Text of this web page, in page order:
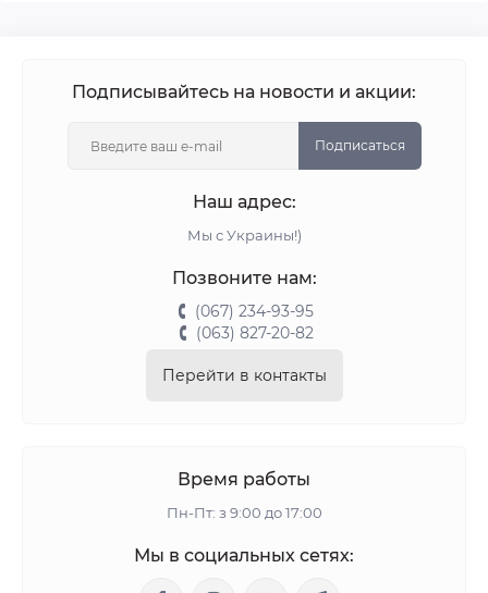
Подписывайтесь на новости и акции:
Подписаться
Наш адрес:
Мы с Украины!)
Позвоните нам:
(067) 234-93-95
(063) 827-20-82
Перейти в контакты
Время работы
Пн-Пт: з 9:00 до 17:00
Мы в социальных сетях: